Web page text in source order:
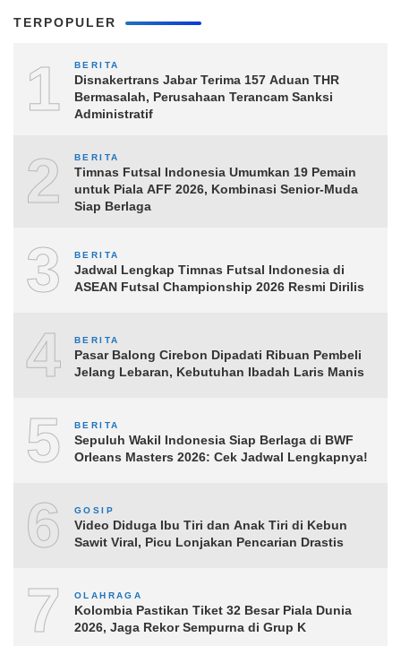
TERPOPULER
1 BERITA
Disnakertrans Jabar Terima 157 Aduan THR
Bermasalah, Perusahaan Terancam Sanksi
Administratif
2 BERITA
Timnas Futsal Indonesia Umumkan 19 Pemain
untuk Piala AFF 2026, Kombinasi Senior-Muda
Siap Berlaga
3 BERITA
Jadwal Lengkap Timnas Futsal Indonesia di
ASEAN Futsal Championship 2026 Resmi Dirilis
4 BERITA
Pasar Balong Cirebon Dipadati Ribuan Pembeli
Jelang Lebaran, Kebutuhan Ibadah Laris Manis
5 BERITA
Sepuluh Wakil Indonesia Siap Berlaga di BWF
Orleans Masters 2026: Cek Jadwal Lengkapnya!
6 GOSIP
Video Diduga Ibu Tiri dan Anak Tiri di Kebun
Sawit Viral, Picu Lonjakan Pencarian Drastis
7 OLAHRAGA
Kolombia Pastikan Tiket 32 Besar Piala Dunia
2026, Jaga Rekor Sempurna di Grup K